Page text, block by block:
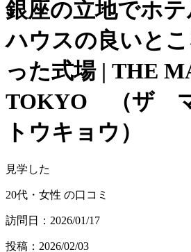
銀座の立地でホ
ハウスの良いと
った式場 | THE
TOKYO （ザ
トウキョウ）
見学した
20代・女性 の口コミ
訪問日：2026/01/17
投稿：2026/02/03